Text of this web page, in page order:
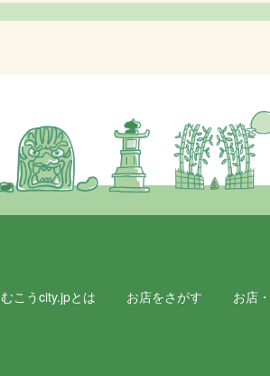
むこうcity.jpとは お店をさがす お店